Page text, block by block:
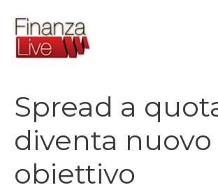
contenuto
Spread a
diventa nuovo
obiettivo